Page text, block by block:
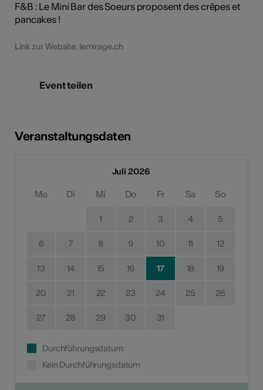
F&B : Le Mini Bar des Soeurs proposent des crêpes et
pancakes !
Link zur Website: lemirage.ch
Event teilen
Veranstaltungsdaten
Juli 2026
Mo Di Mi Do Fr Sa So
1 2 3 4 5
6 7 8 9 10 11 12
13 14 15 16 17 18 19
20 21 22 23 24 25 26
27 28 29 30 31
Durchführungsdatum
Kein Durchführungsdatum